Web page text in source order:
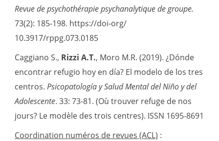
Revue de psychothérapie psychanalytique de groupe.
73(2): 185-198. https://doi-org/
10.3917/rppg.073.0185
Caggiano S., Rizzi A.T., Moro M.R. (2019). ¿Dónde
encontrar refugio hoy en día? El modelo de los tres
centros. Psicopatología y Salud Mental del Niño y del
Adolescente. 33: 73-81. (Où trouver refuge de nos
jours? Le modèle des trois centres). ISSN 1695-8691
Coordination numéros de revues (ACL) :